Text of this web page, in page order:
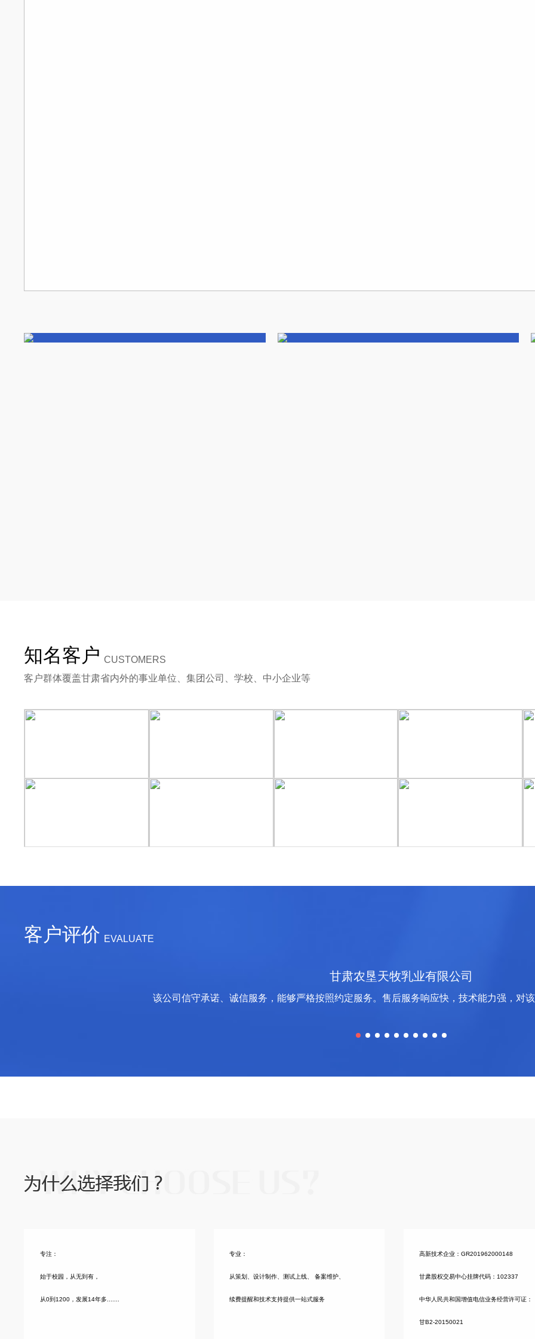
知名客户 CUSTOMERS
客户群体覆盖甘肃省内外的事业单位、集团公司、学校、中小企业等
客户评价 EVALUATE
甘肃农垦天牧乳业有限公司
该公司信守承诺、诚信服务，能够严格按照约定服务。售后服务响应快，技术能力强，对
专注：
始于校园，从无到有，
从0到1200，发展14年多.......
专业：
从策划、设计制作、测试上线、 备案维护、
续费提醒和技术支持提供一站式服务
高新技术企业：GR201962000148
甘肃股权交易中心挂牌代码：102337
中华人民共和国增值电信业务经营许可证：
甘B2-20150021